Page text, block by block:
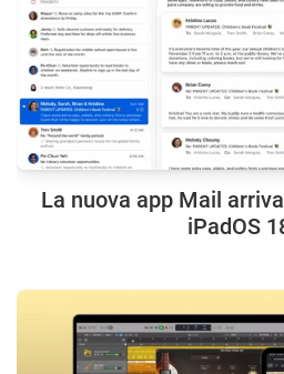
La nuova app Mail
iPadOS